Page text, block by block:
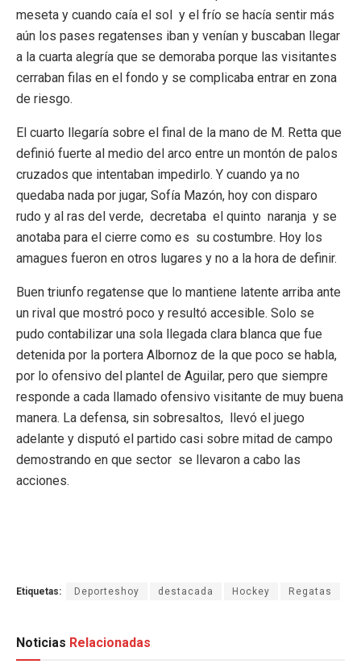
meseta y cuando caía el sol y el frío se hacía sentir más
aún los pases regatenses iban y venían y buscaban llegar
a la cuarta alegría que se demoraba porque las visitantes
cerraban filas en el fondo y se complicaba entrar en zona
de riesgo.
El cuarto llegaría sobre el final de la mano de M. Retta que
definió fuerte al medio del arco entre un montón de palos
cruzados que intentaban impedirlo. Y cuando ya no
quedaba nada por jugar, Sofía Mazón, hoy con disparo
rudo y al ras del verde, decretaba el quinto naranja y se
anotaba para el cierre como es su costumbre. Hoy los
amagues fueron en otros lugares y no a la hora de definir.
Buen triunfo regatense que lo mantiene latente arriba ante
un rival que mostró poco y resultó accesible. Solo se
pudo contabilizar una sola llegada clara blanca que fue
detenida por la portera Albornoz de la que poco se habla,
por lo ofensivo del plantel de Aguilar, pero que siempre
responde a cada llamado ofensivo visitante de muy buena
manera. La defensa, sin sobresaltos, llevó el juego
adelante y disputó el partido casi sobre mitad de campo
demostrando en que sector se llevaron a cabo las
acciones.
Etiquetas: Deporteshoy destacada Hockey Regatas
Noticias Relacionadas